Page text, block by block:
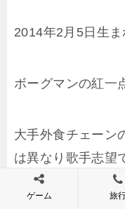
2014年2月5日生ま
ボーグマンの紅一
大手外食チェーン
は異なり歌手志望
見学中に妖魔の襲
たところをメモリ
ゲーム 旅